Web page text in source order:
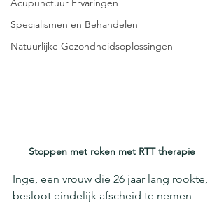
Acupunctuur Ervaringen
Specialismen en Behandelen
Natuurlijke Gezondheidsoplossingen
Stoppen met roken met RTT therapie
Inge, een vrouw die 26 jaar lang rookte,
besloot eindelijk afscheid te nemen